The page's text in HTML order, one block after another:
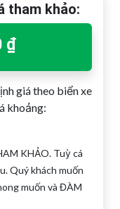
tham khảo:
₫
giá theo biển xe
khoảng:
KHẢO. Tuỳ cá
Quý khách muốn
muốn và ĐÀM